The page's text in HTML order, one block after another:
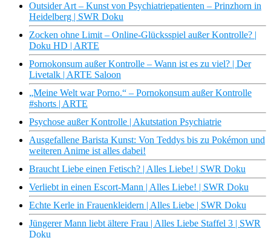
Outsider Art – Kunst von Psychiatriepatienten – Prinzhorn in
Heidelberg | SWR Doku
Zocken ohne Limit – Online-Glücksspiel außer Kontrolle? |
Doku HD | ARTE
Pornokonsum außer Kontrolle – Wann ist es zu viel? | Der
Livetalk | ARTE Saloon
„Meine Welt war Porno.“ – Pornokonsum außer Kontrolle
#shorts | ARTE
Psychose außer Kontrolle | Akutstation Psychiatrie
Ausgefallene Barista Kunst: Von Teddys bis zu Pokémon und
weiteren Anime ist alles dabei!
Braucht Liebe einen Fetisch? | Alles Liebe! | SWR Doku
Verliebt in einen Escort-Mann | Alles Liebe! | SWR Doku
Echte Kerle in Frauenkleidern | Alles Liebe | SWR Doku
Jüngerer Mann liebt ältere Frau | Alles Liebe Staffel 3 | SWR
Doku